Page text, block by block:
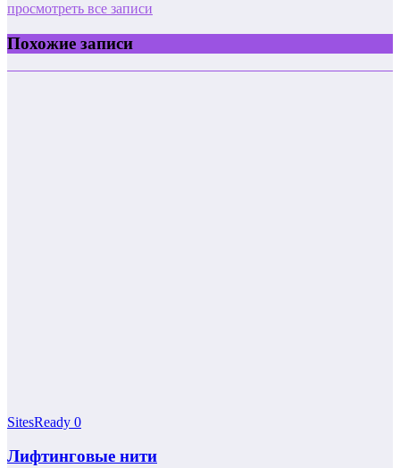
просмотреть все записи
Похожие записи
SitesReady 0
Лифтинговые нити